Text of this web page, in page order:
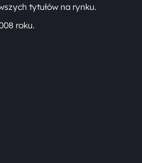
tytułów na rynku.
roku.